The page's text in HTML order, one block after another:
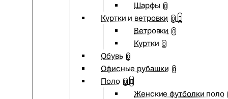
Шарфы 0
Куртки и ветровки 0
Ветровки 0
Куртки 0
Обувь 0
Офисные рубашки 0
Поло 0
Женские футболки поло